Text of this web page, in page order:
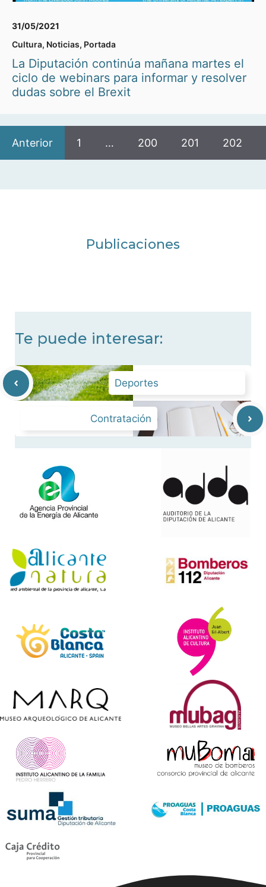
31/05/2021
Cultura, Noticias, Portada
La Diputación continúa mañana martes el
ciclo de webinars para informar y resolver
dudas sobre el Brexit
Anterior 1 … 200 201 202
Publicaciones
Te puede interesar:
Deportes
Contratación